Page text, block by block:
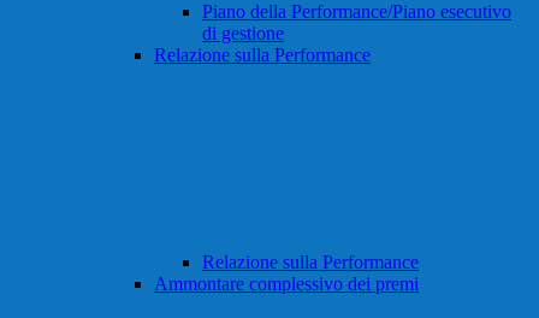
Piano della Performance/Piano esecutivo
di gestione
Relazione sulla Performance
Relazione sulla Performance
Ammontare complessivo dei premi